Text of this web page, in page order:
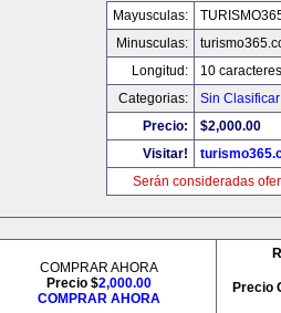
Mayusculas:
Minusculas:
Longitud:
10 caracteres
Categorias:
Sin Clasificar
Precio:
$2,000.00
Visitar!
Serán consideradas
COMPRAR AHORA
Precio $2,000.00
COMPRAR AHORA
Precio